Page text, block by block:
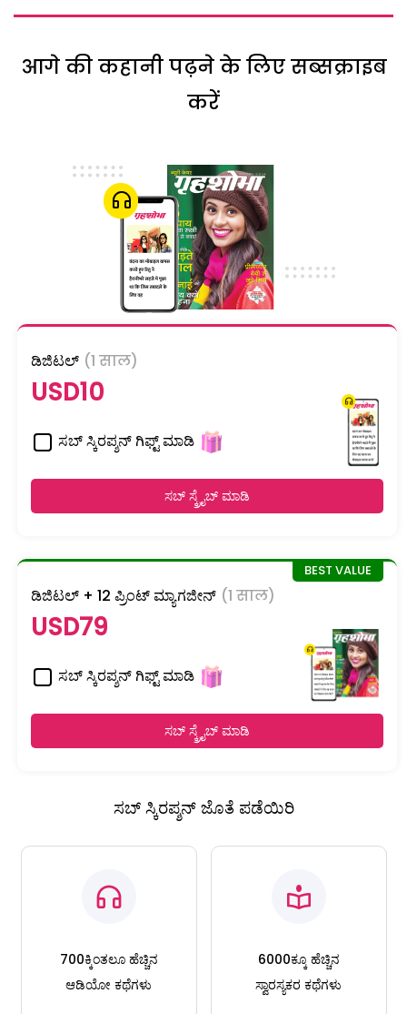
आगे की कहानी पढ़ने के लिए सब्सक्राइब
करें
ಡಿಜಿಟಲ್ (1 साल)
USD10
ಸಬ್ ಸ್ಕಿರಪ್ಶನ್ ಗಿಫ್ಟ್ ಮಾಡಿ
ಸಬ್ ಸ್ಕ್ರೈಬ್ ಮಾಡಿ
ಡಿಜಿಟಲ್ + 12 ಪ್ರಿಂಟ್ ಮ್ಯಾಗಜೀನ್ (1 साल)
USD79
ಸಬ್ ಸ್ಕಿರಪ್ಶನ್ ಗಿಫ್ಟ್ ಮಾಡಿ
ಸಬ್ ಸ್ಕ್ರೈಬ್ ಮಾಡಿ
ಸಬ್ ಸ್ಕಿರಪ್ಶನ್ ಜೊತೆ ಪಡೆಯಿರಿ
700ಕ್ಕಿಂತಲೂ ಹೆಚ್ಚಿನ
ಆಡಿಯೋ ಕಥೆಗಳು
6000ಕ್ಕೂ ಹೆಚ್ಚಿನ
ಸ್ವಾರಸ್ಯಕರ ಕಥೆಗಳು